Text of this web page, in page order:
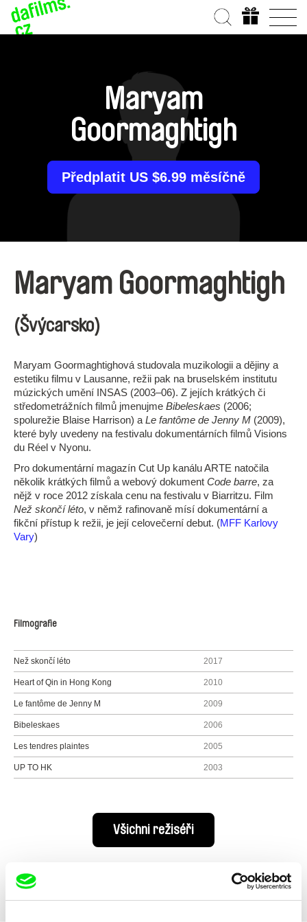
Maryam
Goormaghtigh
Předplatit US $6.99 měsíčně
Maryam Goormaghtigh
(Švýcarsko)
Maryam Goormaghtighová studovala muzikologii a dějiny a
estetiku filmu v Lausanne, režii pak na bruselském institutu
múzických umění INSAS (2003–06). Z jejích krátkých či
středometrážních filmů jmenujme Bibeleskaes (2006;
spolurežie Blaise Harrison) a Le fantôme de Jenny M (2009),
které byly uvedeny na festivalu dokumentárních filmů Visions
du Réel v Nyonu.
Pro dokumentární magazín Cut Up kanálu ARTE natočila
několik krátkých filmů a webový dokument Code barre, za
nějž v roce 2012 získala cenu na festivalu v Biarritzu. Film
Než skončí léto, v němž rafinovaně mísí dokumentární a
fikční přístup k režii, je její celovečerní debut. (MFF Karlovy
Vary)
Filmografie
Než skončí léto 2017
Heart of Qin in Hong Kong 2010
Le fantôme de Jenny M 2009
Bibeleskaes 2006
Les tendres plaintes 2005
UP TO HK 2003
Všichni režiséři